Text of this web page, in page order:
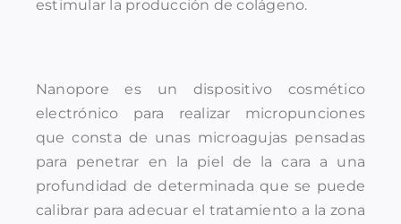
estimular la producción de colágeno.
Nanopore es un dispositivo cosmético
electrónico para realizar micropunciones
que consta de unas microagujas pensadas
para penetrar en la piel de la cara a una
profundidad de determinada que se puede
calibrar para adecuar el tratamiento a la zona